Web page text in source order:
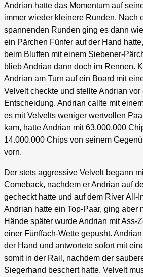
Andrian hatte das Momentum auf
immer wieder kleinere Runden. Nach
spannenden Runden ging es dann
ein Pärchen Fünfer auf der Hand
beim Bluffen mit einem Siebener-
blieb Andrian dann doch im Rennen.
Andrian am Turn auf ein Board mit
Velvelt checkte und stellte Andrian
Entscheidung. Andrian callte mit
es mit Velvelts weniger wertvollen
kam, hatte Andrian mit 63.000.000
14.000.000 Chips von seinem
vorn.
Der stets aggressive Velvelt begann
Comeback, nachdem er Andrian auf
gecheckt hatte und auf dem River All-
Andrian hatte ein Top-Paar, ging aber
Hände später wurde Andrian mit Ass-
einer Fünffach-Wette gepusht.
der Hand und antwortete sofort mit
somit in der Rail, nachdem der
Siegerhand beschert hatte. Velvelt